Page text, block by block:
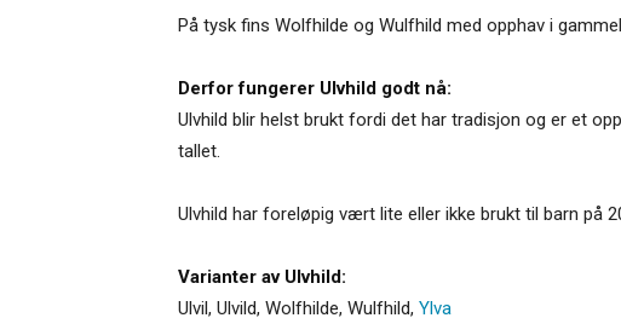
På tysk fins Wolfhilde og Wulfhild med opphav i
Derfor fungerer Ulvhild godt nå:
Ulvhild blir helst brukt fordi det har tradisjon og er et
tallet.
Ulvhild har foreløpig vært lite eller ikke brukt til barn på
Varianter av Ulvhild:
Ulvil, Ulvild, Wolfhilde, Wulfhild, Ylva